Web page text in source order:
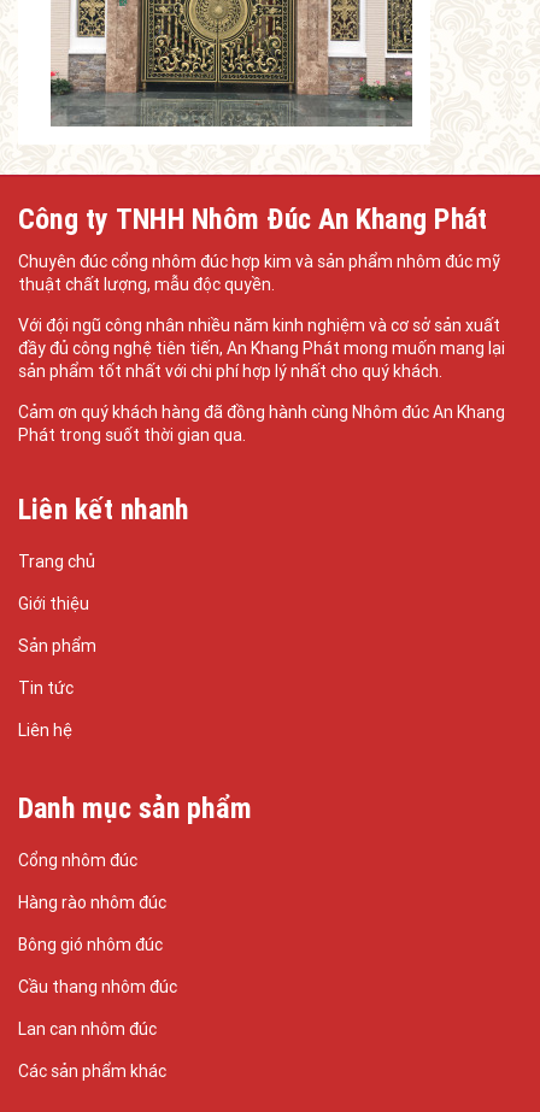
Công ty TNHH Nhôm Đúc An Khang Phát
Chuyên đúc cổng nhôm đúc hợp kim và sản phẩm nhôm đúc mỹ
thuật chất lượng, mẫu độc quyền.
Với đội ngũ công nhân nhiều năm kinh nghiệm và cơ sở sản xuất
đầy đủ công nghệ tiên tiến, An Khang Phát mong muốn mang lại
sản phẩm tốt nhất với chi phí hợp lý nhất cho quý khách.
Cảm ơn quý khách hàng đã đồng hành cùng Nhôm đúc An Khang
Phát trong suốt thời gian qua.
Liên kết nhanh
Trang chủ
Giới thiệu
Sản phẩm
Tin tức
Liên hệ
Danh mục sản phẩm
Cổng nhôm đúc
Hàng rào nhôm đúc
Bông gió nhôm đúc
Cầu thang nhôm đúc
Lan can nhôm đúc
Các sản phẩm khác